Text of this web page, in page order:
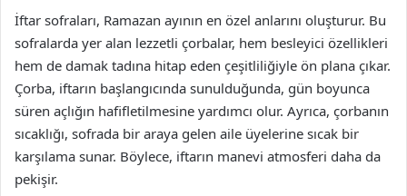
İftar sofraları, Ramazan ayının en özel anlarını oluşturur. Bu
sofralarda yer alan lezzetli çorbalar, hem besleyici özellikleri
hem de damak tadına hitap eden çeşitliliğiyle ön plana çıkar.
Çorba, iftarın başlangıcında sunulduğunda, gün boyunca
süren açlığın hafifletilmesine yardımcı olur. Ayrıca, çorbanın
sıcaklığı, sofrada bir araya gelen aile üyelerine sıcak bir
karşılama sunar. Böylece, iftarın manevi atmosferi daha da
pekişir.